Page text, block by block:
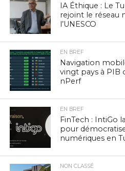
IA Éthique : Le
rejoint le réseau
l’UNESCO
EN BREF
Navigation
vingt pays à PIB
nPerf
EN BREF
FinTech : IntiGo
pour
numériques en
NON CLASSÉ